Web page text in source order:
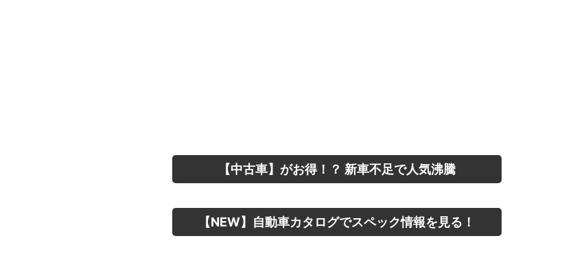
【中古車】がお得！？ 新車不足で人気沸騰
【NEW】自動車カタログでスペック情報を見る！